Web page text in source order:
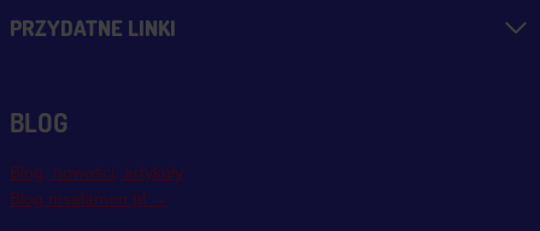
PRZYDATNE LINKI
BLOG
Blog, nowości, artykuły
Blog msalamon.pl →